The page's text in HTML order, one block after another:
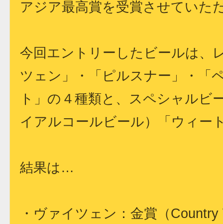
アジア最高賞を受賞させていた
今回エントリーしたビールは、
ツェン」・「ピルスナー」・「
ト」の４種類と、スペシャルビ
イアルコールビール）「ウィー
結果は…
・ヴァイツェン：金賞（